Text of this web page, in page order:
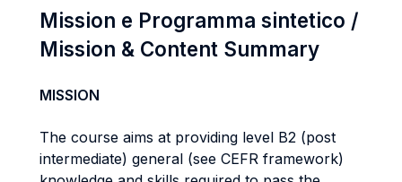
Mission e Programma sintetico /
Mission & Content Summary
MISSION
The course aims at providing level B2 (post
intermediate) general (see CEFR framework)